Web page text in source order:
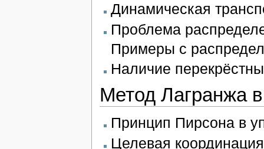
Динамическая
Проблема
Примеры с
Наличие
Метод Лагранжа
Принцип Пирсона в
Целевая